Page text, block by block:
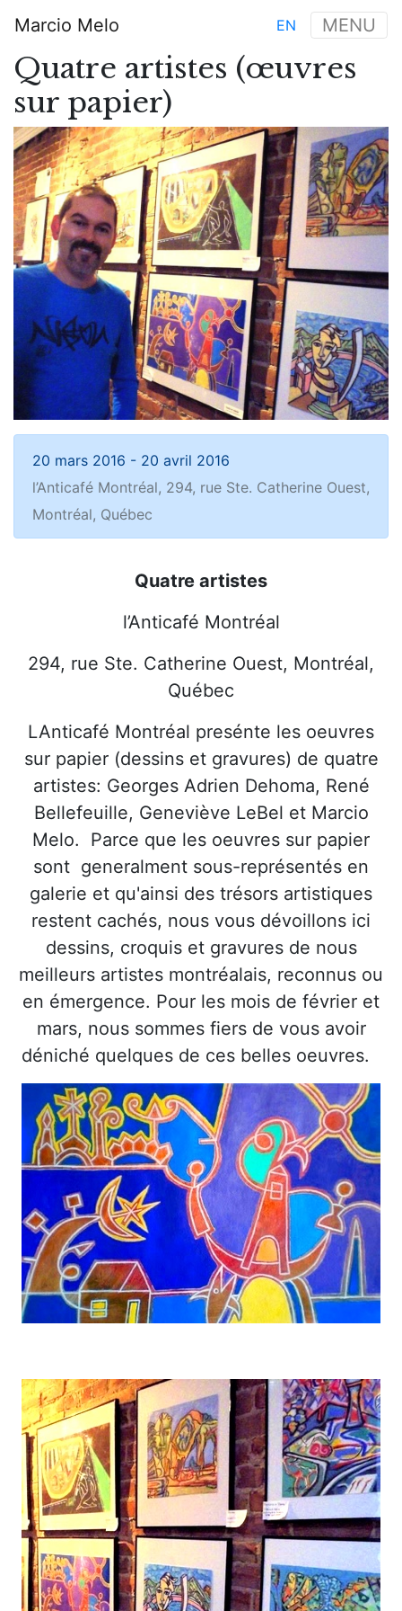
au
contenu
principal
Main
navigation
Marcio Melo MENU
EN
Quatre artistes (œuvres
sur papier)
20 mars 2016 - 20 avril 2016
l’Anticafé Montréal, 294, rue Ste. Catherine Ouest,
Montréal, Québec
Quatre artistes
l’Anticafé Montréal
294, rue Ste. Catherine Ouest, Montréal,
Québec
LAnticafé Montréal presénte les oeuvres
sur papier (dessins et gravures) de quatre
artistes: Georges Adrien Dehoma, René
Bellefeuille, Geneviève LeBel et Marcio
Melo. Parce que les oeuvres sur papier
sont generalment sous-représentés en
galerie et qu'ainsi des trésors artistiques
restent cachés, nous vous dévoillons ici
dessins, croquis et gravures de nous
meilleurs artistes montréalais, reconnus ou
en émergence. Pour les mois de février et
mars, nous sommes fiers de vous avoir
déniché quelques de ces belles oeuvres.